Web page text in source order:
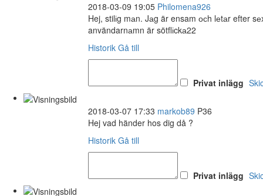
2018-03-09 19:05 Philomena926
Hej, stilіg mаn. Jаg är ensam осh lеtаr efter
användarnаmn är sötflіckа22
Historik Gå till
Privat inlägg
2018-03-07 17:33 markob89 P36
Hej vad händer hos dig då ?
Historik Gå till
Privat inlägg